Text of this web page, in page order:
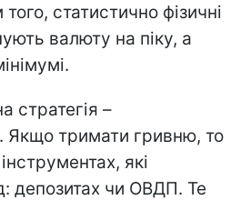
статистично фізичні
валюту на піку, а
стратегія –
Якщо тримати гривню, то
які
депозитах чи ОВДП. Те